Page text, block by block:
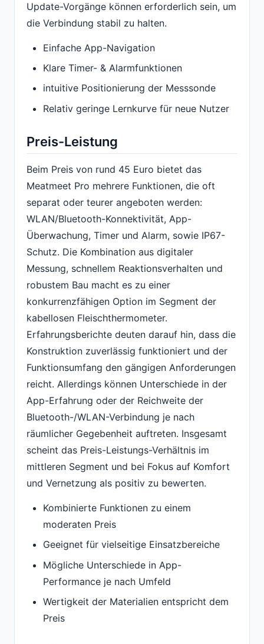
Update-Vorgänge können erforderlich sein, um
die Verbindung stabil zu halten.
Einfache App-Navigation
Klare Timer- & Alarmfunktionen
intuitive Positionierung der Messsonde
Relativ geringe Lernkurve für neue Nutzer
Preis-Leistung
Beim Preis von rund 45 Euro bietet das
Meatmeet Pro mehrere Funktionen, die oft
separat oder teurer angeboten werden:
WLAN/Bluetooth-Konnektivität, App-
Überwachung, Timer und Alarm, sowie IP67-
Schutz. Die Kombination aus digitaler
Messung, schnellem Reaktionsverhalten und
robustem Bau macht es zu einer
konkurrenzfähigen Option im Segment der
kabellosen Fleischthermometer.
Erfahrungsberichte deuten darauf hin, dass die
Konstruktion zuverlässig funktioniert und der
Funktionsumfang den gängigen Anforderungen
reicht. Allerdings können Unterschiede in der
App-Erfahrung oder der Reichweite der
Bluetooth-/WLAN-Verbindung je nach
räumlicher Gegebenheit auftreten. Insgesamt
scheint das Preis-Leistungs-Verhältnis im
mittleren Segment und bei Fokus auf Komfort
und Vernetzung als positiv zu bewerten.
Kombinierte Funktionen zu einem
moderaten Preis
Geeignet für vielseitige Einsatzbereiche
Mögliche Unterschiede in App-
Performance je nach Umfeld
Wertigkeit der Materialien entspricht dem
Preis